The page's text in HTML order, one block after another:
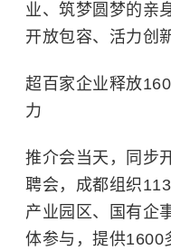
业、筑梦圆梦的亲
开放包容、活力创
超百家企业释放
力
推介会当天，同步
聘会，成都组织
产业园区、国有企
体参与，提供1600